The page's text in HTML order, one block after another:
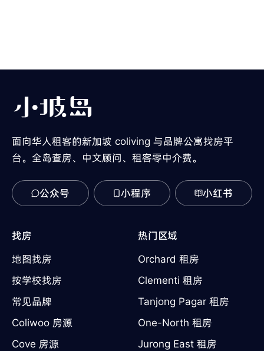
面向华人租客的新加坡 coliving 与品牌公寓找房平
台。全岛查房、中文顾问、租客零中介费。
公众号 小程序 小红书
找房
地图找房
按学校找房
常见品牌
Coliwoo 房源
Cove 房源
热门区域
Orchard 租房
Clementi 租房
Tanjong Pagar 租房
One-North 租房
Jurong East 租房